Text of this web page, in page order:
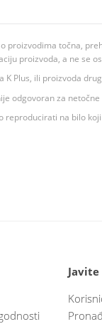
proizvodima točna,
proizvoda, a ne se
Plus, ili proizvoda
odgovoran za
na bilo
Javite